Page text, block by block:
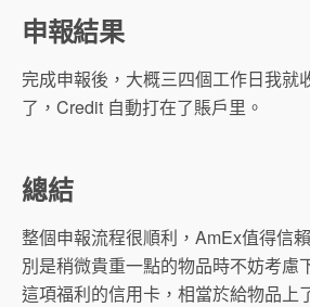
申報結果
完成申報後，大概三四個工作日我就
了，Credit 自動打在了賬戶里。
總結
整個申報流程很順利，AmEx值得信
別是稍微貴重一點的物品時不妨考慮
這項福利的信用卡，相當於給物品上